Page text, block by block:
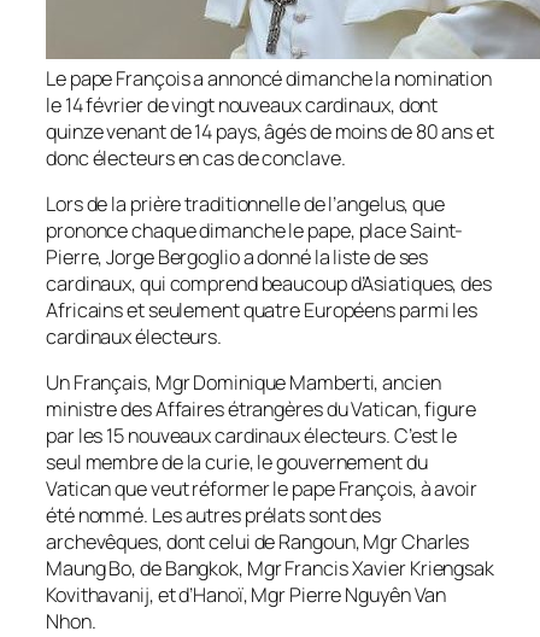
Le pape François a annoncé dimanche la nomination
le 14 février de vingt nouveaux cardinaux, dont
quinze venant de 14 pays, âgés de moins de 80 ans et
donc électeurs en cas de conclave.
Lors de la prière traditionnelle de l’angelus, que
prononce chaque dimanche le pape, place Saint-
Pierre, Jorge Bergoglio a donné la liste de ses
cardinaux, qui comprend beaucoup d’Asiatiques, des
Africains et seulement quatre Européens parmi les
cardinaux électeurs.
Un Français, Mgr Dominique Mamberti, ancien
ministre des Affaires étrangères du Vatican, figure
par les 15 nouveaux cardinaux électeurs. C’est le
seul membre de la curie, le gouvernement du
Vatican que veut réformer le pape François, à avoir
été nommé. Les autres prélats sont des
archevêques, dont celui de Rangoun, Mgr Charles
Maung Bo, de Bangkok, Mgr Francis Xavier Kriengsak
Kovithavanij, et d’Hanoï, Mgr Pierre Nguyên Van
Nhon.